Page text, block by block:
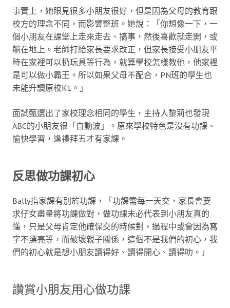
事實上，她眼見很多小朋友很好，但是因為父母的教育跟
校方的理念不同，而影響整班。她說：「你想像一下，一
個小朋友在課堂上走來走去、搞事，然後喜歡就走開，或
躺在地上。老師打給家長要求改正，但家長接受小朋友平
時在家裡可以扔玩具等行為，就算學校怎樣教他，他家裡
是可以做小霸王。所以如果父母不配合，PN班的學生也
未能升讀原校K1。」
面試甄選出了家校理念相同的學生，主持人黎莉也發現
ABC的小朋友很「自動波」。原來學校特色是沒有功課、
愉快學習，逢禮拜五才有家課。
反思做功課初心
Bally指家課有別於功課，「功課需每一天交，家長會要
求仔女盡量將功課做對，做功課未必代表到小朋友真的
懂，只是父母肯定他確保交的時候對，過程中或會因為寫
字不漂亮等，而破壞親子關係，這個不是我們的初心，我
們的初心就是想小朋友讀得好、讀得開心、讀得叻。」
讚賞小朋友用心做功課